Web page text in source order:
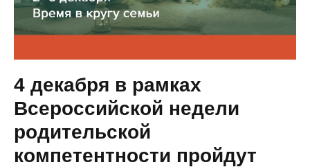
4 декабря в рамках
Всероссийской недели
родительской
компетентности пройдут